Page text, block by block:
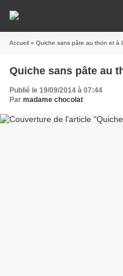
Accueil » Quiche sans pâte au thon et à
Quiche sans pâte au
Publié le 19/09/2014 à 07:44
Par madame chocolat